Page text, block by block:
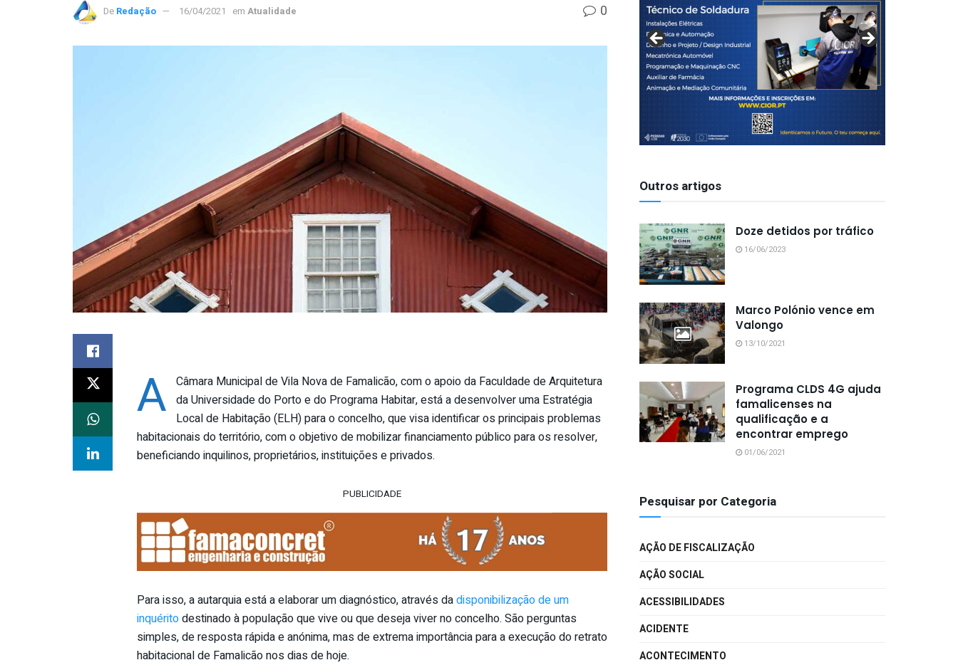
De Redação 16/04/2021 em Atualidade 0
A Câmara Municipal de Vila Nova de Famalicão, com o apoio da Faculdade de Arquitetura
da Universidade do Porto e do Programa Habitar, está a desenvolver uma Estratégia
Local de Habitação (ELH) para o concelho, que visa identificar os principais problemas
habitacionais do território, com o objetivo de mobilizar financiamento público para os resolver,
beneficiando inquilinos, proprietários, instituições e privados.
PUBLICIDADE
Para isso, a autarquia está a elaborar um diagnóstico, através dadisponibilização de um
inquéritodestinado à população que vive ou que deseja viver no concelho. São perguntas
simples, de resposta rápida e anónima, mas de extrema importância para a execução do retrato
habitacional de Famalicão nos dias de hoje.
Outros artigos
Doze detidos por tráfico
16/06/2023
Marco Polónio vence em
Valongo
13/10/2021
Programa CLDS 4G ajuda
famalicenses na
qualificação e a
encontrar emprego
01/06/2021
Pesquisar por Categoria
AÇÃO DE FISCALIZAÇÃO
AÇÃO SOCIAL
ACESSIBILIDADES
ACIDENTE
ACONTECIMENTO